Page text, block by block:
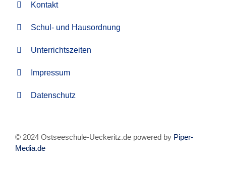
Kontakt
Schul- und Hausordnung
Unterrichtszeiten
Impressum
Datenschutz
© 2024 Ostseeschule-Ueckeritz.de powered by Piper-
Media.de